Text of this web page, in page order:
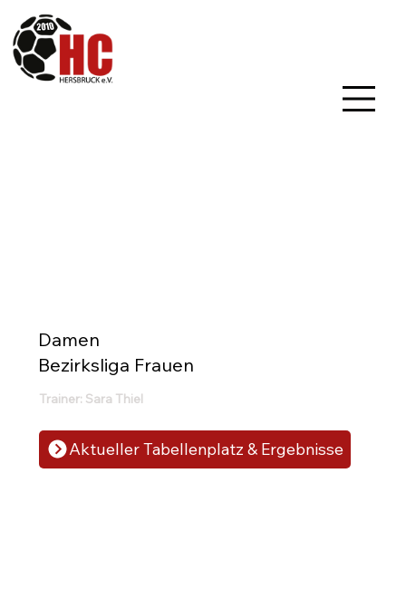
Damen
Bezirksliga Frauen
Trainer: Sara Thiel
Aktueller Tabellenplatz & Ergebnisse